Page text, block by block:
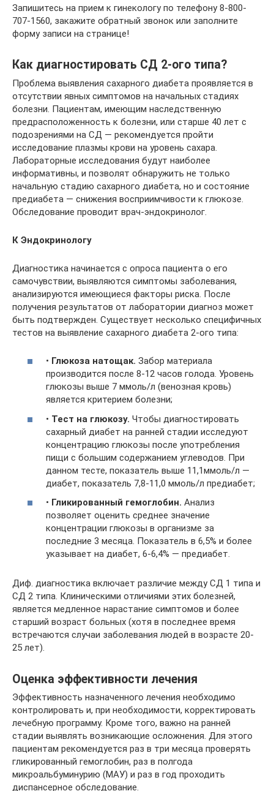
Запишитесь на прием к гинекологу по телефону 8-800-
707-1560, закажите обратный звонок или заполните
форму записи на странице!
Как диагностировать СД 2-ого типа?
Проблема выявления сахарного диабета проявляется в
отсутствии явных симптомов на начальных стадиях
болезни. Пациентам, имеющим наследственную
предрасположенность к болезни, или старше 40 лет с
подозрениями на СД — рекомендуется пройти
исследование плазмы крови на уровень сахара.
Лабораторные исследования будут наиболее
информативны, и позволят обнаружить не только
начальную стадию сахарного диабета, но и состояние
предиабета — снижения восприимчивости к глюкозе.
Обследование проводит врач-эндокринолог.
К Эндокринологу
Диагностика начинается с опроса пациента о его
самочувствии, выявляются симптомы заболевания,
анализируются имеющиеся факторы риска. После
получения результатов от лаборатории диагноз может
быть подтвержден. Существует несколько специфичных
тестов на выявление сахарного диабета 2-ого типа:
• Глюкоза натощак. Забор материала
производится после 8-12 часов голода. Уровень
глюкозы выше 7 ммоль/л (венозная кровь)
является критерием болезни;
• Тест на глюкозу. Чтобы диагностировать
сахарный диабет на ранней стадии исследуют
концентрацию глюкозы после употребления
пищи с большим содержанием углеводов. При
данном тесте, показатель выше 11,1ммоль/л —
диабет, показатель 7,8-11,0 ммоль/л предиабет;
• Гликированный гемоглобин. Анализ
позволяет оценить среднее значение
концентрации глюкозы в организме за
последние 3 месяца. Показатель в 6,5% и более
указывает на диабет, 6-6,4% — предиабет.
Диф. диагностика включает различие между СД 1 типа и
СД 2 типа. Клиническими отличиями этих болезней,
является медленное нарастание симптомов и более
старший возраст больных (хотя в последнее время
встречаются случаи заболевания людей в возрасте 20-
25 лет).
Оценка эффективности лечения
Эффективность назначенного лечения необходимо
контролировать и, при необходимости, корректировать
лечебную программу. Кроме того, важно на ранней
стадии выявлять возникающие осложнения. Для этого
пациентам рекомендуется раз в три месяца проверять
гликированный гемоглобин, раз в полгода
микроальбуминурию (МАУ) и раз в год проходить
диспансерное обследование.